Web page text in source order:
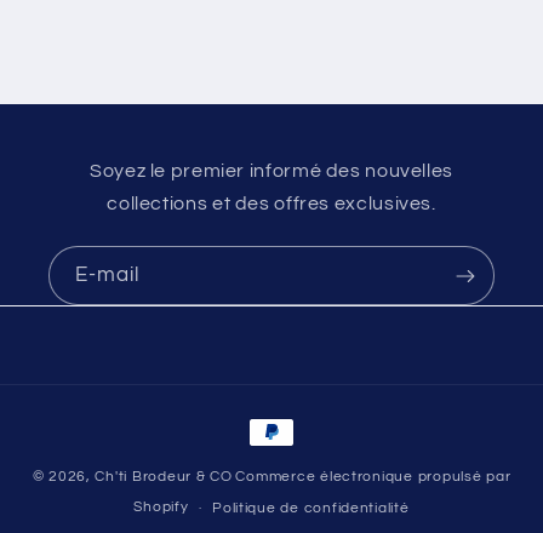
Soyez le premier informé des nouvelles
collections et des offres exclusives.
E-mail
Moyens
de
paiement
© 2026,Ch'ti Brodeur & CO Commerce électronique propulsé par
Shopify Politique de confidentialité